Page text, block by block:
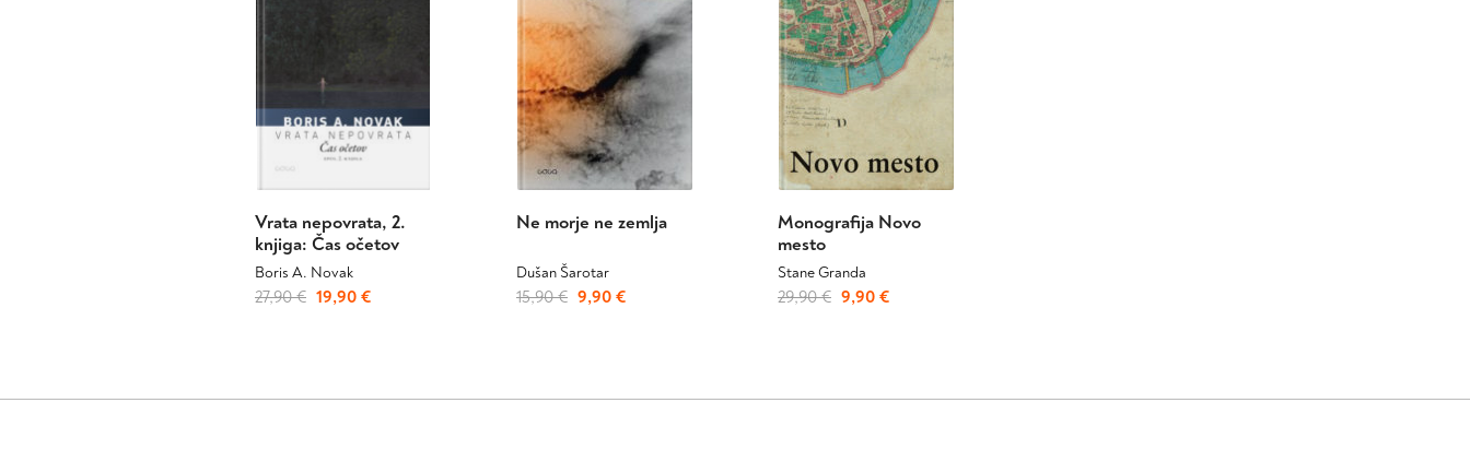
Vrata nepovrata, 2.
knjiga: Čas očetov
Boris A. Novak
27,90€ Izvirna
27,90 €.
19,90 €Trenutna
Ne morje ne zemlja
Dušan Šarotar
15,90€ Izvirna
15,90 €.
9,90 €Trenutna
Monografija Novo
mesto
Stane Granda
29,90€ Izvirna
29,90 €.
9,90 €Trenutna